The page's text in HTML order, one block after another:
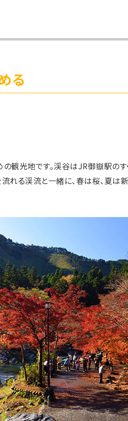
る
観光地です。渓谷はJR御嶽駅のす
れる渓流と一緒に、春は桜、夏は